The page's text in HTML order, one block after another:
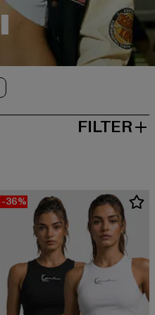
FILTER
-36%